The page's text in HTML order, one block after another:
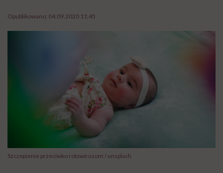
Opublikowano: 04.09.2020 11:45
Szczepienie przeciwko rotawirusom / unsplash